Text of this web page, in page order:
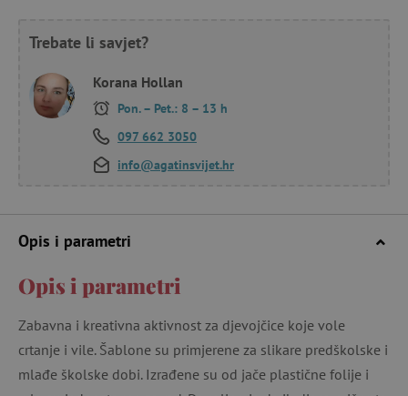
Trebate li savjet?
Korana Hollan
Pon. – Pet.: 8 – 13 h
097 662 3050
info@agatinsvijet.hr
Opis i parametri
Opis i parametri
Zabavna i kreativna aktivnost za djevojčice koje vole
crtanje i vile. Šablone su primjerene za slikare predškolske i
mlađe školske dobi. Izrađene su od jače plastične folije i